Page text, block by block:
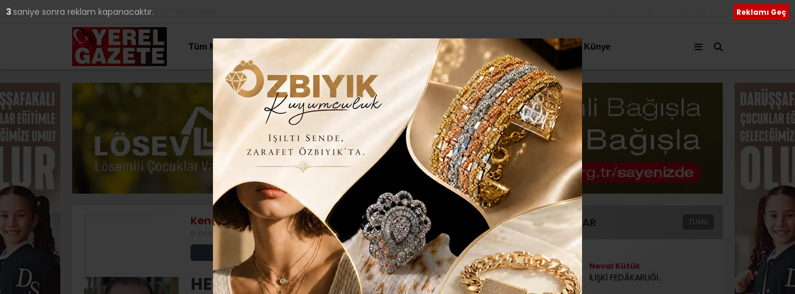
YAZARLAR 25.5
Tüm Manşetler Yerel Haberler Genel Siyaset Kültür Sanat Hakkımızda Künye
Kenan BAYLAM
kenanbaylan@yerelgazete.com.tr
YAZARIN TÜM YAZILARI
HERKES KAFASINA GÖRE KURUYOR
YAZARLAR TÜMÜ
Neval Kütük
İLİŞKİ FEDÂKARLIĞI..
2 saniye sonra reklam kapanacaktır. Reklamı Geç